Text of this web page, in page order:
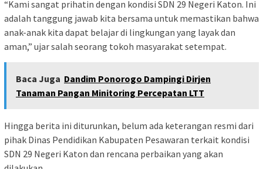
“Kami sangat prihatin dengan kondisi SDN 29 Negeri Katon. Ini
adalah tanggung jawab kita bersama untuk memastikan bahwa
anak-anak kita dapat belajar di lingkungan yang layak dan
aman,” ujar salah seorang tokoh masyarakat setempat.
Baca Juga Dandim Ponorogo Dampingi Dirjen
Tanaman Pangan Minitoring Percepatan LTT
Hingga berita ini diturunkan, belum ada keterangan resmi dari
pihak Dinas Pendidikan Kabupaten Pesawaran terkait kondisi
SDN 29 Negeri Katon dan rencana perbaikan yang akan